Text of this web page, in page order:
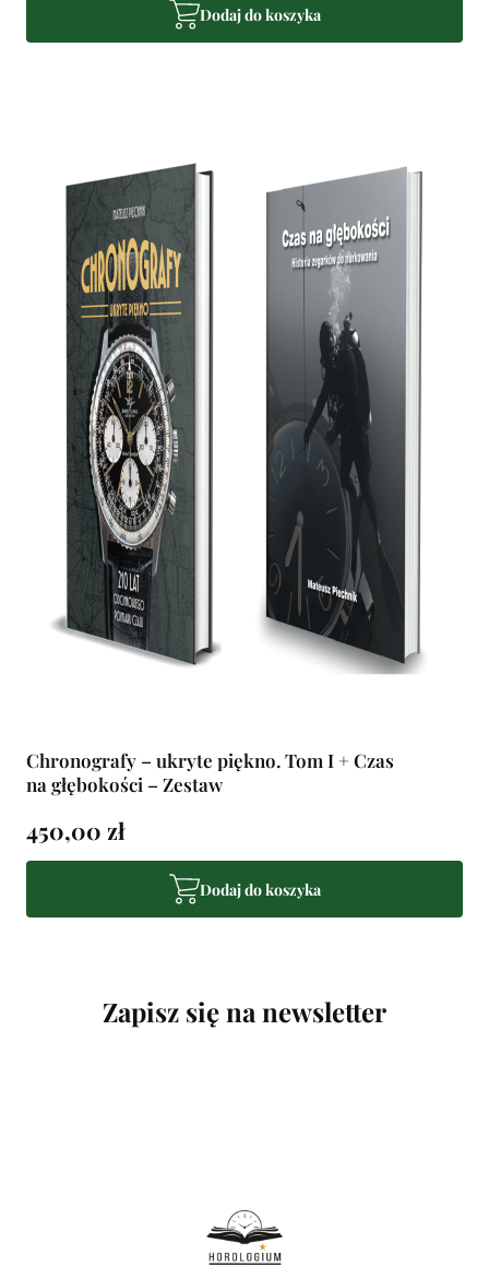
Dodaj do koszyka
Chronografy – ukryte piękno. Tom I + Czas
na głębokości – Zestaw
450,00 zł
Dodaj do koszyka
Zapisz się na newsletter